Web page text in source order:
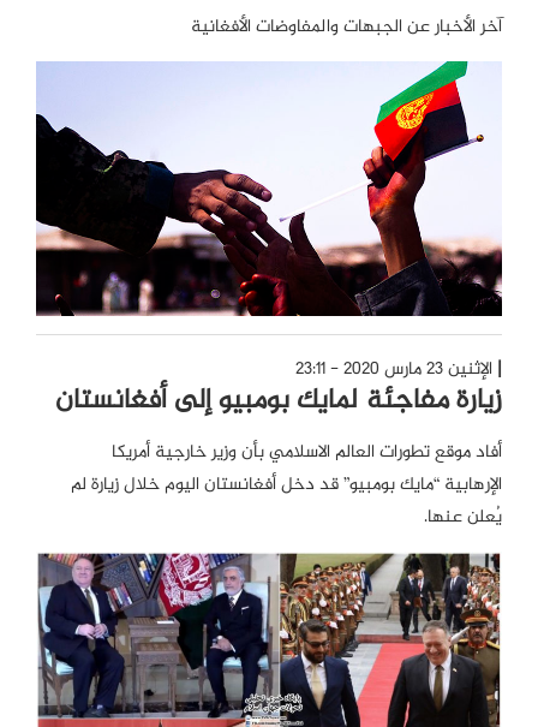
آخر الأخبار عن الجبهات والمفاوضات الأفغانية
الإثنين 23 مارس 2020 - 23:11
زيارة مفاجئة لمايك بومبيو إلى أفغانستان
أفاد موقع تطورات العالم الاسلامي بأن وزير خارجية أمريكا
الإرهابية “مايك بومبيو” قد دخل أفغانستان اليوم خلال زيارة لم
يُعلن عنها.